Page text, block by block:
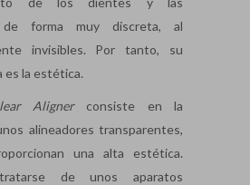
de forma muy discreta, al
invisibles. Por tanto, su
es la estética.
Aligner
consiste en la
alineadores transparentes,
una alta estética.
de unos aparatos